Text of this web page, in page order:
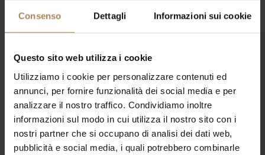
Consenso Dettagli Informazioni sui cookie
Questo sito web utilizza i cookie
Utilizziamo i cookie per personalizzare contenuti ed
annunci, per fornire funzionalità dei social media e per
analizzare il nostro traffico. Condividiamo inoltre
informazioni sul modo in cui utilizza il nostro sito con i
nostri partner che si occupano di analisi dei dati web,
pubblicità e social media, i quali potrebbero combinarle
22 Maggio 2024
Prezzo Non incluso
Prezzo
Non incluso